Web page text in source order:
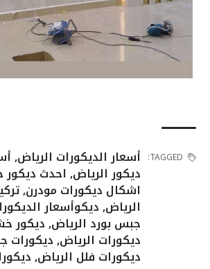
TAGGED: أسعار الديكورات الرياض,
ديكور الرياض, احدث ديكور
اشكال ديكورات مودرن,
الرياض,ديكوأسعار
جبس بورد الرياض,ديكور
ديكورات الرياض,ديكورات
ديكورات فلل الرياض,